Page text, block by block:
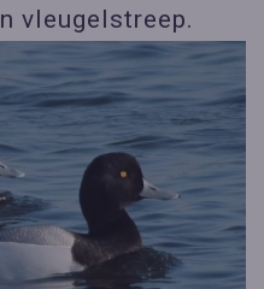
vleugelstreep.